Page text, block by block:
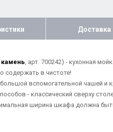
Доставка
, арт. 700242) - кухонная
содержать в чистоте!
вспомогательной чашей
- классический сверху
ширина шкафа должна